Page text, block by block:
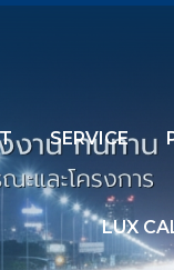
SERVICE
LUX